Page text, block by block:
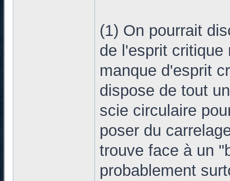
(1) On pourrait
de l'esprit critique
manque d'esprit
dispose de tout
scie circulaire
poser du
trouve face à un
probablement